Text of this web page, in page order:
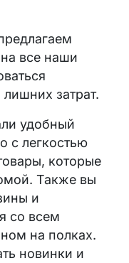
все наши
затрат.
удобный
с легкостью
которые
Также вы
и
со всем
на полках.
новинки и